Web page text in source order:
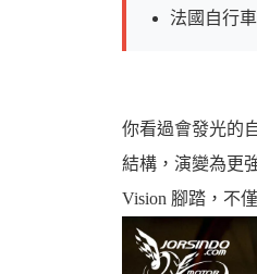
汽
法國自行
你看過會發光的
結構，演變為更
Vision 腳踏，不